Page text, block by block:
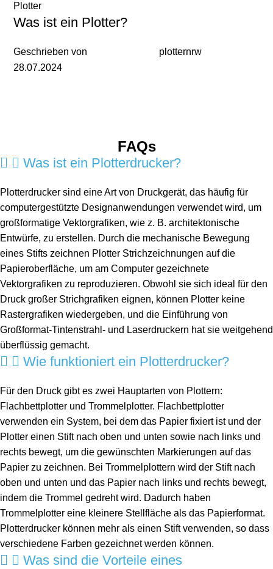
Plotter
Was ist ein Plotter?
Geschrieben von
plotternrw
28.07.2024
FAQs
Was ist ein Plotterdrucker?
Plotterdrucker sind eine Art von Druckgerät, das häufig für
computergestützte Designanwendungen verwendet wird, um
großformatige Vektorgrafiken, wie z. B. architektonische
Entwürfe, zu erstellen. Durch die mechanische Bewegung
eines Stifts zeichnen Plotter Strichzeichnungen auf die
Papieroberfläche, um am Computer gezeichnete
Vektorgrafiken zu reproduzieren. Obwohl sie sich ideal für den
Druck großer Strichgrafiken eignen, können Plotter keine
Rastergrafiken wiedergeben, und die Einführung von
Großformat-Tintenstrahl- und Laserdruckern hat sie weitgehend
überflüssig gemacht.
Wie funktioniert ein Plotterdrucker?
Für den Druck gibt es zwei Hauptarten von Plottern:
Flachbettplotter und Trommelplotter. Flachbettplotter
verwenden ein System, bei dem das Papier fixiert ist und der
Plotter einen Stift nach oben und unten sowie nach links und
rechts bewegt, um die gewünschten Markierungen auf das
Papier zu zeichnen. Bei Trommelplottern wird der Stift nach
oben und unten und das Papier nach links und rechts bewegt,
indem die Trommel gedreht wird. Dadurch haben
Trommelplotter eine kleinere Stellfläche als das Papierformat.
Plotterdrucker können mehr als einen Stift verwenden, so dass
verschiedene Farben gezeichnet werden können.
Was sind die Vorteile eines